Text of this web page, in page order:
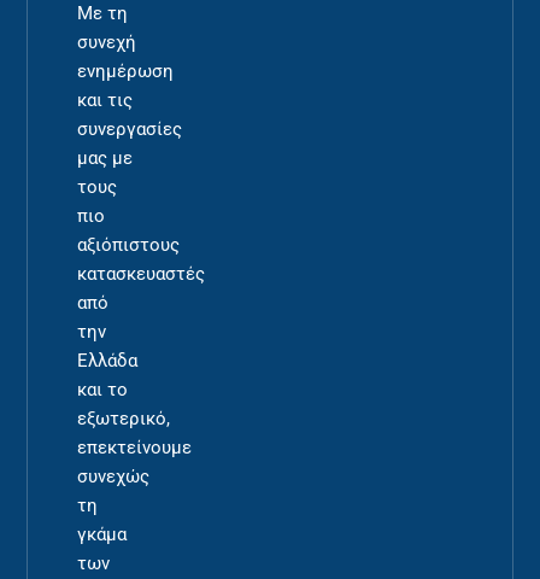
Με τη
συνεχή
ενημέρωση
και τις
συνεργασίες
μας με
τους
πιο
αξιόπιστους
κατασκευαστές
από
την
Ελλάδα
και το
εξωτερικό,
επεκτείνουμε
συνεχώς
τη
γκάμα
των